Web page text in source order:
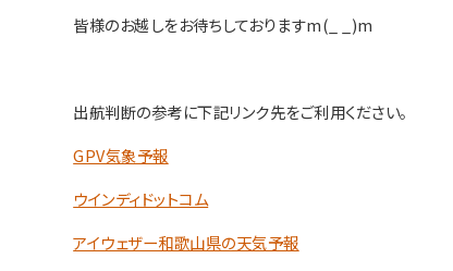
皆様のお越しをお待ちしておりますm(_ _)m
出航判断の参考に下記リンク先をご利用ください。
GPV気象予報
ウインディドットコム
アイウェザー和歌山県の天気予報